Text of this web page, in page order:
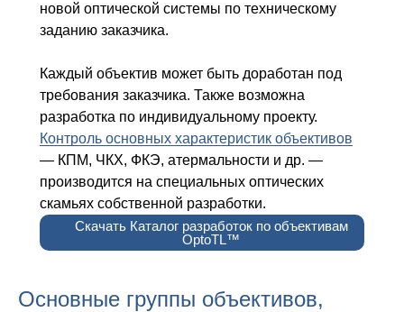
новой оптической системы по техническому
заданию заказчика.
Каждый объектив может быть доработан под
требования заказчика. Также возможна
разработка по индивидуальному проекту.
Контроль основных характеристик объективов
— КПМ, ЧКХ, ФКЭ, атермальности и др. —
производится на специальных оптических
скамьях собственной разработки.
Скачать Каталог разработок по объективам
OptoTL™
Основные группы объективов,